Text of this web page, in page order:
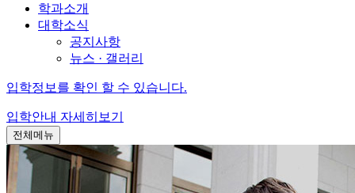
학과소개
대학소식
공지사항
뉴스 · 갤러리
입학정보를 확인 할 수 있습니다.
입학안내 자세히보기
전체메뉴